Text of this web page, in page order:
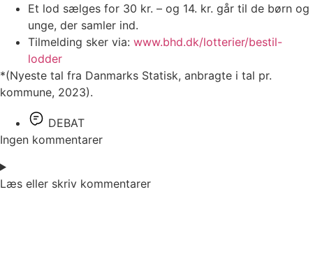
Et lod sælges for 30 kr. – og 14. kr. går til de børn og
unge, der samler ind.
Tilmelding sker via: www.bhd.dk/lotterier/bestil-
lodder
*(Nyeste tal fra Danmarks Statisk, anbragte i tal pr.
kommune, 2023).
DEBAT
Ingen kommentarer
Læs eller skriv kommentarer